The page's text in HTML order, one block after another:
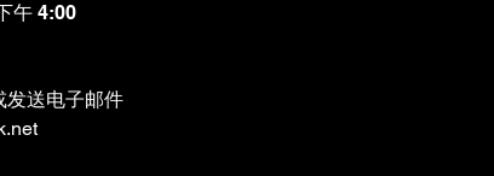
午 4:00
发送电子邮件